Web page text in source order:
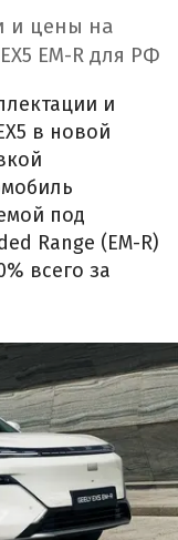
и цены на
EM-R для РФ
и
в новой
под
Range (EM-R)
всего за